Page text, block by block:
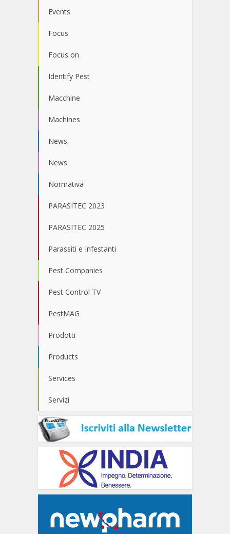
Events
Focus
Focus on
Identify Pest
Macchine
Machines
News
News
Normativa
PARASITEC 2023
PARASITEC 2025
Parassiti e Infestanti
Pest Companies
Pest Control TV
PestMAG
Prodotti
Products
Services
Servizi